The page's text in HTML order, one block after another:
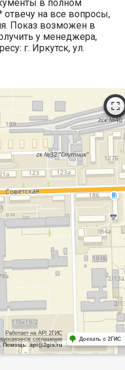
в полном
на все вопросы,
Показ возможен в
у менеджера,
г. Иркутск, ул.
Работает на API 2ГИС
соглашение
Помощь: api@2gis.ru
Доехать с 2ГИС